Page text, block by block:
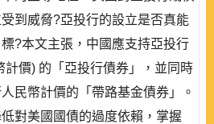
到威脅?亞投行的設立是否真能
?本文主張，中國應支持亞投行
計價) 的「亞投行債券」，並同時
民幣計價的「帶路基金債券」。
對美國國債的過度依賴，掌握